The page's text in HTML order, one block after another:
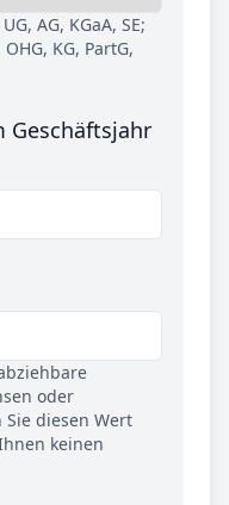
AG, KGaA, SE;
KG, PartG,
Geschäftsjahr
oder
diesen Wert
keinen